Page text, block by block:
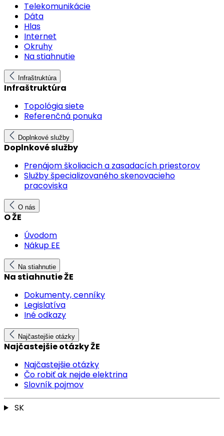
Telekomunikácie
Dáta
Hlas
Internet
Okruhy
Na stiahnutie
Infraštruktúra
Infraštruktúra
Topológia siete
Referenčná ponuka
Doplnkové služby
Doplnkové služby
Prenájom školiacich a zasadacích priestorov
Služby špecializovaného skenovacieho
pracoviska
O nás
O ŽE
Úvodom
Nákup EE
Na stiahnutie
Na stiahnutie ŽE
Dokumenty, cenníky
Legislatíva
Iné odkazy
Najčastejšie otázky
Najčastejšie otázky ŽE
Najčastejšie otázky
Čo robiť ak nejde elektrina
Slovník pojmov
SK